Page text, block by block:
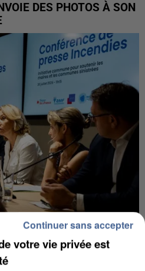
DES PHOTOS À SON
LANCE UN ÉLAN
votre vie privée est
Continuer sans accepter